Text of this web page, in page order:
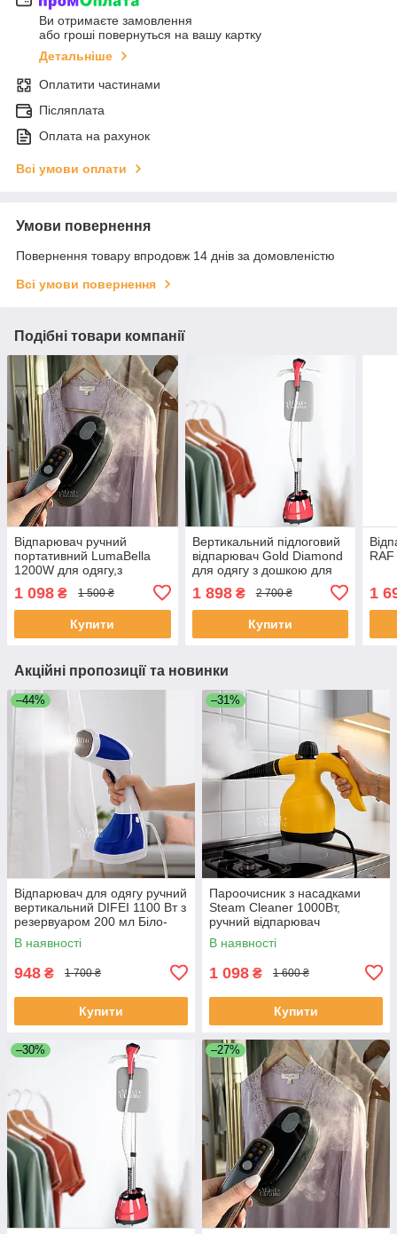
Ви отримаєте замовлення
або гроші повернуться на вашу картку
Детальніше
Оплатити частинами
Післяплата
Оплата на рахунок
Всі умови оплати
Умови повернення
Повернення товару впродовж 14 днів за домовленістю
Всі умови повернення
Подібні товари компанії
Відпарювач ручний
портативний LumaBella
1200W для одягу,з
функцією очищення та 5
режимами подачі пари
Чорно-золотий, LB-62029
1 098 ₴ 1 500 ₴
Купити
Вертикальний підлоговий
відпарювач Gold Diamond
для одягу з дошкою для
1 898₴ 2 700 ₴
Купити
1
Акційні пропозиції та новинки
–44%
Відпарювач для одягу ручний
вертикальний DIFEI 1100 Вт з
резервуаром 200 мл Біло-
синій, VT-70
В наявності
948 ₴ 1 700 ₴
Купити
–31%
Пароочисник з насадками
Steam Cleaner 1000Вт,
ручний відпарювач
парогенератор для
прибирання Жовтий, DF-
В наявності
1 098 ₴ 1 600 ₴
Купити
–30% –27%